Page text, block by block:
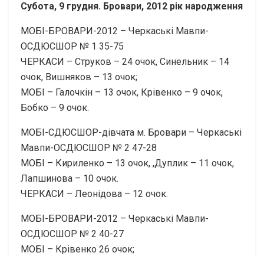
Субота, 9 грудня. Бровари, 2012 рік народження
МОБІ-БРОВАРИ-2012 – Черкаські Мавпи-
ОСДЮСШОР № 1 35-75
ЧЕРКАСИ – Струков – 24 очок, Синельник – 14
очок, Вишняков – 13 очок;
МОБІ – Галочкін – 13 очок, Крівенко – 9 очок,
Бобко – 9 очок.
МОБІ-СДЮСШОР-дівчата м. Бровари – Черкаські
Мавпи-ОСДЮСШОР № 2 47-28
МОБІ – Кириленко – 13 очок, ,Дуплик – 11 очок,
Лапшинова – 10 очок.
ЧЕРКАСИ – Леонідова – 12 очок.
МОБІ-БРОВАРИ-2012 – Черкаські Мавпи-
ОСДЮСШОР № 2 40-27
МОБІ – Крівенко 26 очок;